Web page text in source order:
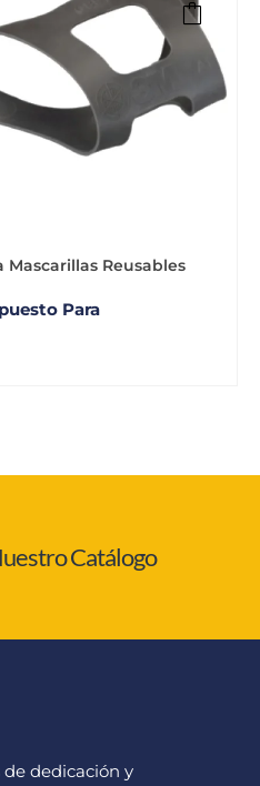
Mascarillas Reusables
Para
Catálogo
dedicación y